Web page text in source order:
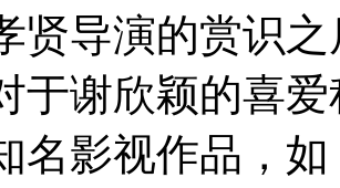
贤导演的赏识
于谢欣颖的喜
名影视作品，